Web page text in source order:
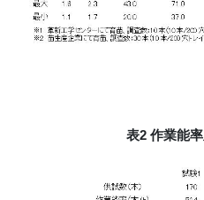
表2 作業能